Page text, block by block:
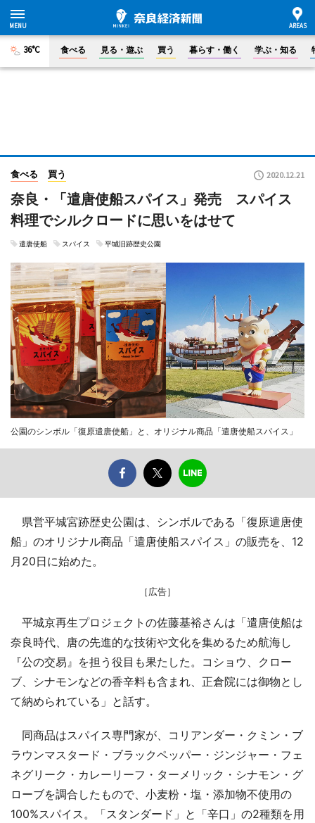
36°C 食べる 見る・遊ぶ 買う 暮らす・働く 学ぶ・知る
食べる 買う 2020.12.21
奈良・「遣唐使船スパイス」発売 スパイス
料理でシルクロードに思いをはせて
遣唐使船 スパイス 平城旧跡歴史公園
公園のシンボル「復原遣唐使船」と、オリジナル商品「遣唐使船スパイス」
県営平城宮跡歴史公園は、シンボルである「復原遣唐使
船」のオリジナル商品「遣唐使船スパイス」の販売を、12
月20日に始めた。
［広告］
平城京再生プロジェクトの佐藤基裕さんは「遣唐使船は
奈良時代、唐の先進的な技術や文化を集めるため航海し
『公の交易』を担う役目も果たした。コショウ、クロー
ブ、シナモンなどの香辛料も含まれ、正倉院には御物とし
て納められている」と話す。
同商品はスパイス専門家が、コリアンダー・クミン・ブ
ラウンマスタード・ブラックペッパー・ジンジャー・フェ
ネグリーク・カレーリーフ・ターメリック・シナモン・グ
ローブを調合したもので、小麦粉・塩・添加物不使用の
100%スパイス。「スタンダード」と「辛口」の2種類を用